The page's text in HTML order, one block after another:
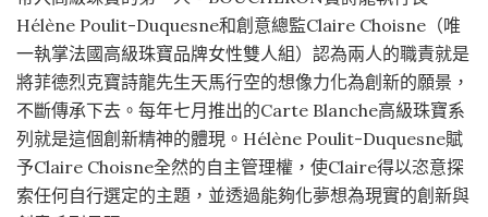
Hélène Poulit-Duquesne和創意總監Claire Choisne（唯
一執掌法國高級珠寶品牌女性雙人組）認為兩人的職責就是
將菲德烈克寶詩龍先生天馬行空的想像力化為創新的願景，
不斷傳承下去。每年七月推出的Carte Blanche高級珠寶系
列就是這個創新精神的體現。Hélène Poulit-Duquesne賦
予Claire Choisne全然的自主管理權，使Claire得以恣意探
索任何自行選定的主題，並透過能夠化夢想為現實的創新與